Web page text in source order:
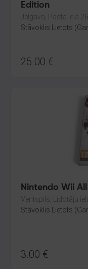
Edition
Jelgava, Pasta iela
Stāvoklis Lietots
25.00 €
Nintendo Wii
Ventspils, Lidotāju
Stāvoklis Lietots
3.00 €